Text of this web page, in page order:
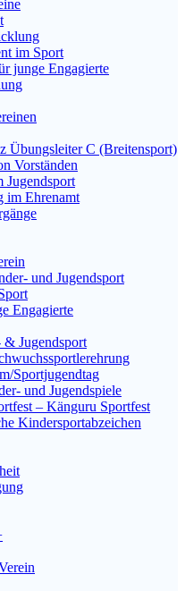
im Sport
junge Engagierte
Übungsleiter C (Breitensport)
Vorständen
Jugendsport
im Ehrenamt
und Jugendsport
Engagierte
& Jugendsport
Sport­jugend­tag
und Jugendspiele
– Känguru Sportfest
Kindersportabzeichen